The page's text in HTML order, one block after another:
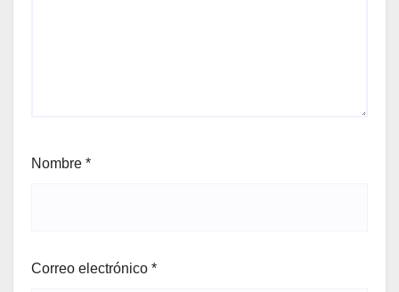
Nombre *
Correo electrónico *